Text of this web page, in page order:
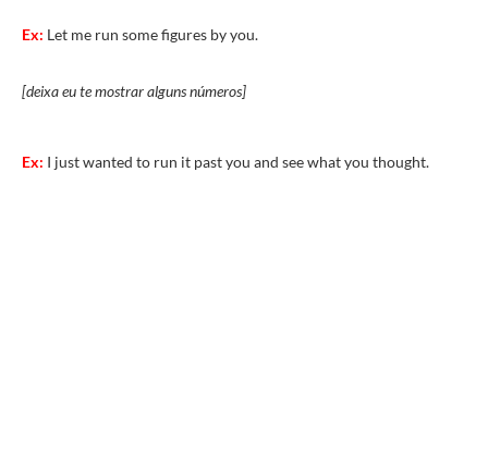
Ex: Let me run some figures by you.
[deixa eu te mostrar alguns números]
Ex: I just wanted to run it past you and see what you thought.